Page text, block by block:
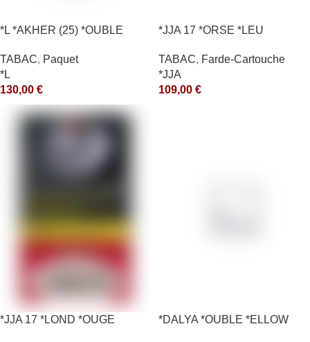
*L *AKHER (25) *OUBLE
TABAC, Paquet
*L
130,00 €
*JJA 17 *ORSE *LEU
TABAC, Farde-Cartouche
*JJA
109,00 €
*JJA 17 *LOND *OUGE
*DALYA *OUBLE *ELLOW